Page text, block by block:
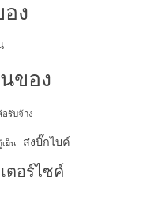
ง
ของ
รับจ้าง
เย็น ส่งบิ๊กไบค์
ตอร์ไซค์